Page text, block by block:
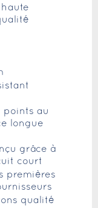
haute
points au
longue
grâce à
court
premières
qualité